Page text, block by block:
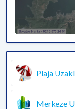
Plaja
Merkeze